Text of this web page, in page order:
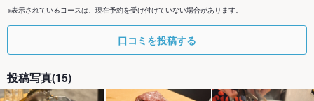
※表示されているコースは、現在予約を受け付けていない場合があります。
口コミを投稿する
投稿写真(15)